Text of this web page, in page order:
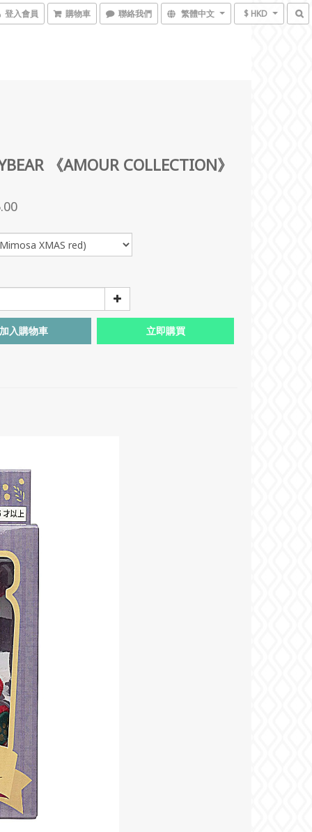
登入會員 購物車 聯絡我們 繁體中文 $ HKD
《AMOUR COLLECTION》
入購物車 立即購買